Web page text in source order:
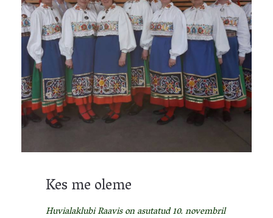
Kes me oleme
Huvialaklubi Raavis on asutatud 10. novembril